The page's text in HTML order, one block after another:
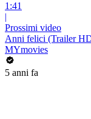
1:41
|
Prossimi video
Anni felici (Trailer
MYmovies
5 anni fa